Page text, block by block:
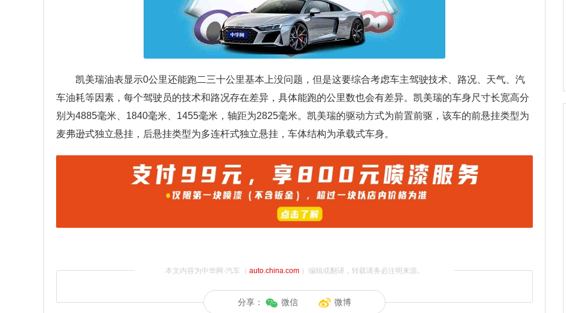
凯美瑞油表显示0公里还能跑二三十公里基本上没问题，但是这要综合考虑车主驾驶技术、路况、天气、汽
车油耗等因素，每个驾驶员的技术和路况存在差异，具体能跑的公里数也会有差异。凯美瑞的车身尺寸长宽高分
别为4885毫米、1840毫米、1455毫米，轴距为2825毫米。凯美瑞的驱动方式为前置前驱，该车的前悬挂类型为
麦弗逊式独立悬挂，后悬挂类型为多连杆式独立悬挂，车体结构为承载式车身。
本文内容为中华网·汽车（ auto.china.com）编辑或翻译，转载请务必注明来源。
分享： 微信 微博